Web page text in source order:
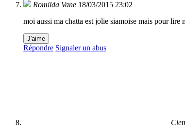
Romilda Vane 18/03/2015 23:02
moi aussi ma chatta est jolie siamoise mais pour
J'aime
Répondre Signaler un abus